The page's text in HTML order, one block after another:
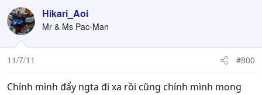
Hikari_Aoi
Mr & Ms Pac-Man
11/7/11 #800
Chính mình đẩy ngta đi xa rồi cũng chính mình mong